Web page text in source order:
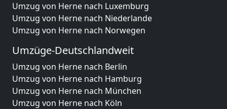
Umzug von Herne nach Luxemburg
Umzug von Herne nach Niederlande
Umzug von Herne nach Norwegen
Umzüge-Deutschlandweit
Umzug von Herne nach Berlin
Umzug von Herne nach Hamburg
Umzug von Herne nach München
Umzug von Herne nach Köln